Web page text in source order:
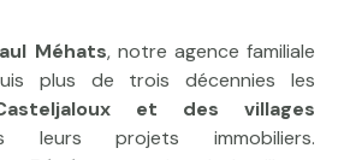
Méhats, notre agence familiale
plus de trois décennies les
et des villages
leurs projets immobiliers.